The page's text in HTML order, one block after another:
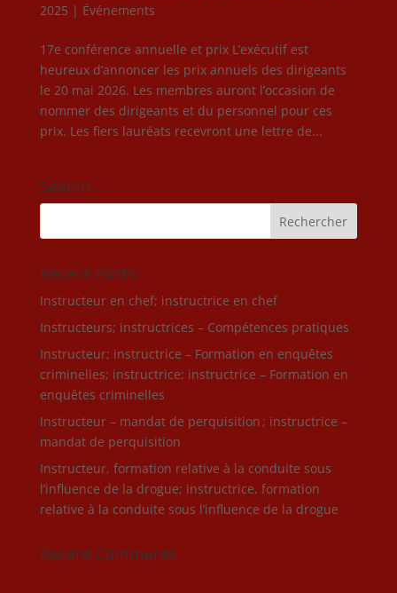
2025 | Événements
17e conférence annuelle et prix L’exécutif est
heureux d’annoncer les prix annuels des dirigeants
le 20 mai 2026. Les membres auront l’occasion de
nommer des dirigeants et du personnel pour ces
prix. Les fiers lauréats recevront une lettre de...
Search
Recent Posts
Instructeur en chef; instructrice en chef
Instructeurs; instructrices – Compétences pratiques
Instructeur; instructrice – Formation en enquêtes
criminelles; instructrice; instructrice – Formation en
enquêtes criminelles
Instructeur – mandat de perquisition ; instructrice –
mandat de perquisition
Instructeur, formation relative à la conduite sous
l’influence de la drogue; instructrice, formation
relative à la conduite sous l’influence de la drogue
Recent Comments